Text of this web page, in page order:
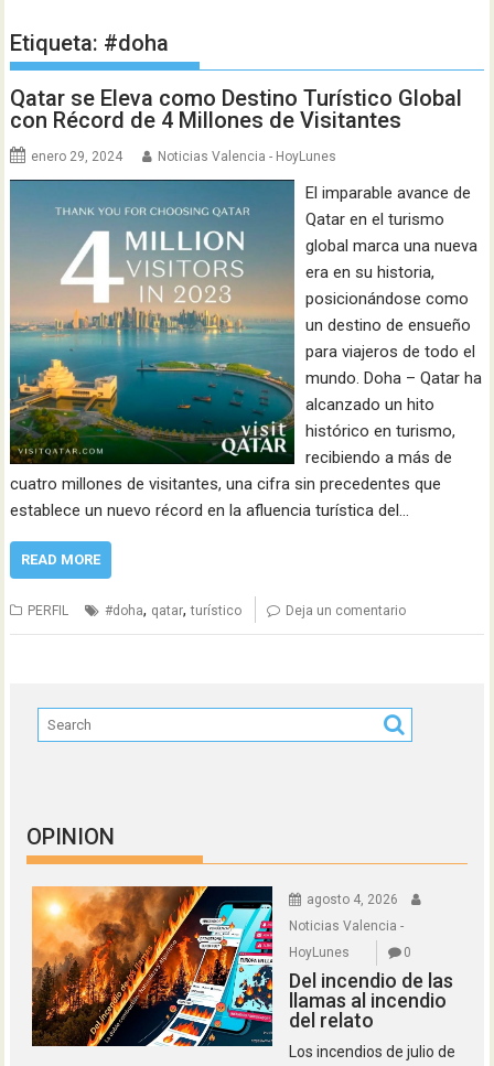
Etiqueta: #doha
Qatar se Eleva como Destino Turístico Global
con Récord de 4 Millones de Visitantes
enero 29, 2024 Noticias Valencia - HoyLunes
El imparable avance de
Qatar en el turismo
global marca una nueva
era en su historia,
posicionándose como
un destino de ensueño
para viajeros de todo el
mundo. Doha – Qatar ha
alcanzado un hito
histórico en turismo,
recibiendo a más de
cuatro millones de visitantes, una cifra sin precedentes que
establece un nuevo récord en la afluencia turística del…
READ MORE
PERFIL #doha, qatar,turístico Deja un comentario
OPINION
agosto 4, 2026
Noticias Valencia -
HoyLunes
0
Del incendio de las
llamas al incendio
del relato
Los incendios de julio de